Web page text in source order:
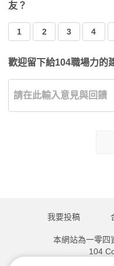
友？
1 2 3 4
歡迎留下給104職場力的
關聯文章
行政院修正相關草案 婚育家
2026.06.26 | 104小編 | 2048觀看